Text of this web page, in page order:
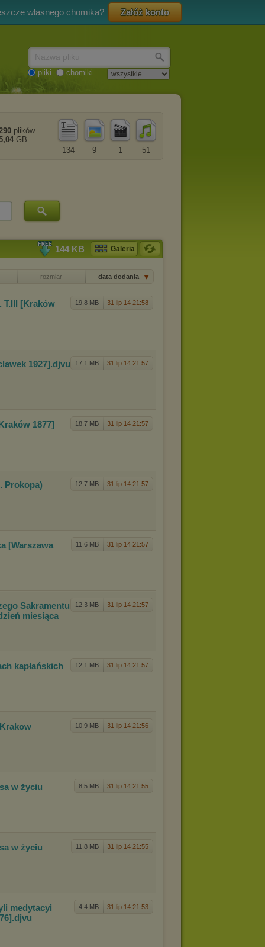
własnego chomika? Załóż konto
pliki chomiki
51
1
9
134
plików
GB
144 KB Galeria
rozmiar data dodania
19,8 MB 31 lip 14 21:58
T.III [Kraków
17,1 MB 31 lip 14 21:57
1927].djvu
18,7 MB 31 lip 14 21:57
1877]
12,7 MB 31 lip 14 21:57
Prokopa)
11,6 MB 31 lip 14 21:57
[Warszawa
12,3 MB 31 lip 14 21:57
Sakramentu
miesiąca
12,1 MB 31 lip 14 21:57
kapłańskich
10,9 MB 31 lip 14 21:56
8,5 MB 31 lip 14 21:55
w życiu
11,8 MB 31 lip 14 21:55
w życiu
4,4 MB 31 lip 14 21:53
medytacyi
.djvu